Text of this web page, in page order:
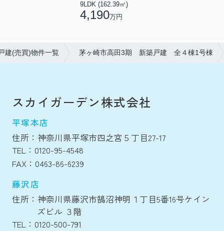
9LDK (162.39㎡)
4,190万円
建(売買)物件一覧 茅ヶ崎市高田3期 新築戸建 全４棟1号棟
スカイガーデン株式会社
平塚本店
住所：神奈川県平塚市四之宮５丁目27-17
TEL：0120-95-4548
FAX：0463-86-6239
藤沢店
住所：神奈川県藤沢市鵠沼神明１丁目5番16号ケイン
ズビル ３階
TEL：0120-500-791